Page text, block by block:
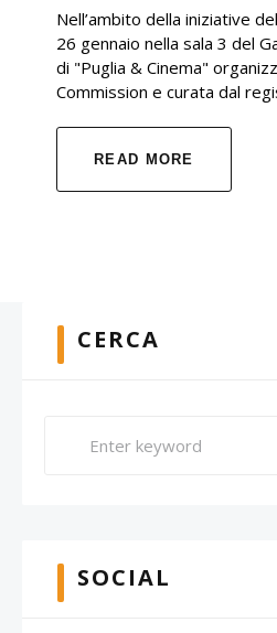
Nell’ambito della iniziative
26 gennaio nella sala 3 del
di "Puglia & Cinema"
Commission e curata dal
READ MORE
CERCA
SOCIAL